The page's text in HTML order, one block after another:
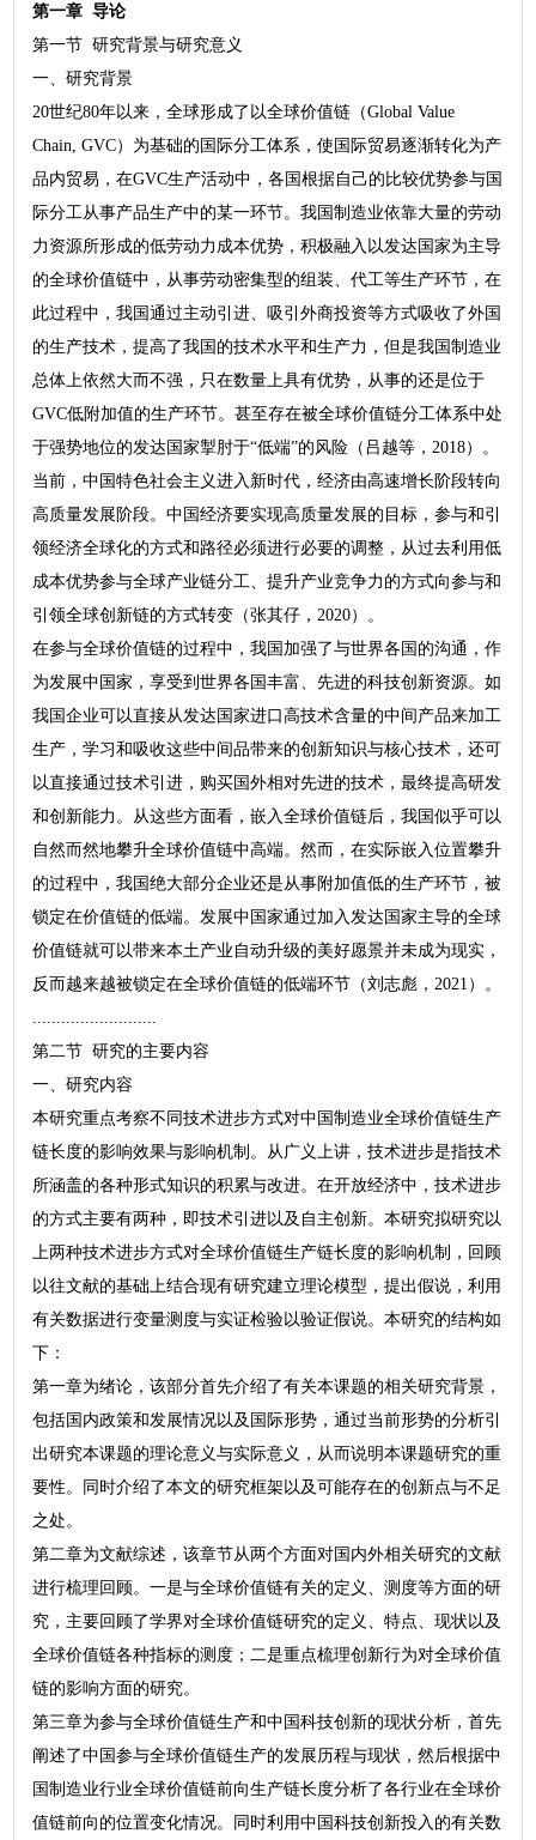
第一章 导论
第一节 研究背景与研究意义
一、研究背景
20世纪80年以来，全球形成了以全球价值链（Global Value
Chain, GVC）为基础的国际分工体系，使国际贸易逐渐转化为产
品内贸易，在GVC生产活动中，各国根据自己的比较优势参与国
际分工从事产品生产中的某一环节。我国制造业依靠大量的劳动
力资源所形成的低劳动力成本优势，积极融入以发达国家为主导
的全球价值链中，从事劳动密集型的组装、代工等生产环节，在
此过程中，我国通过主动引进、吸引外商投资等方式吸收了外国
的生产技术，提高了我国的技术水平和生产力，但是我国制造业
总体上依然大而不强，只在数量上具有优势，从事的还是位于
GVC低附加值的生产环节。甚至存在被全球价值链分工体系中处
于强势地位的发达国家掣肘于“低端”的风险（吕越等，2018）。
当前，中国特色社会主义进入新时代，经济由高速增长阶段转向
高质量发展阶段。中国经济要实现高质量发展的目标，参与和引
领经济全球化的方式和路径必须进行必要的调整，从过去利用低
成本优势参与全球产业链分工、提升产业竞争力的方式向参与和
引领全球创新链的方式转变（张其仔，2020）。
在参与全球价值链的过程中，我国加强了与世界各国的沟通，作
为发展中国家，享受到世界各国丰富、先进的科技创新资源。如
我国企业可以直接从发达国家进口高技术含量的中间产品来加工
生产，学习和吸收这些中间品带来的创新知识与核心技术，还可
以直接通过技术引进，购买国外相对先进的技术，最终提高研发
和创新能力。从这些方面看，嵌入全球价值链后，我国似乎可以
自然而然地攀升全球价值链中高端。然而，在实际嵌入位置攀升
的过程中，我国绝大部分企业还是从事附加值低的生产环节，被
锁定在价值链的低端。发展中国家通过加入发达国家主导的全球
价值链就可以带来本土产业自动升级的美好愿景并未成为现实，
反而越来越被锁定在全球价值链的低端环节（刘志彪，2021）。
第二节 研究的主要内容
一、研究内容
本研究重点考察不同技术进步方式对中国制造业全球价值链生产
链长度的影响效果与影响机制。从广义上讲，技术进步是指技术
所涵盖的各种形式知识的积累与改进。在开放经济中，技术进步
的方式主要有两种，即技术引进以及自主创新。本研究拟研究以
上两种技术进步方式对全球价值链生产链长度的影响机制，回顾
以往文献的基础上结合现有研究建立理论模型，提出假说，利用
有关数据进行变量测度与实证检验以验证假说。本研究的结构如
下：
第一章为绪论，该部分首先介绍了有关本课题的相关研究背景，
包括国内政策和发展情况以及国际形势，通过当前形势的分析引
出研究本课题的理论意义与实际意义，从而说明本课题研究的重
要性。同时介绍了本文的研究框架以及可能存在的创新点与不足
之处。
第二章为文献综述，该章节从两个方面对国内外相关研究的文献
进行梳理回顾。一是与全球价值链有关的定义、测度等方面的研
究，主要回顾了学界对全球价值链研究的定义、特点、现状以及
全球价值链各种指标的测度；二是重点梳理创新行为对全球价值
链的影响方面的研究。
第三章为参与全球价值链生产和中国科技创新的现状分析，首先
阐述了中国参与全球价值链生产的发展历程与现状，然后根据中
国制造业行业全球价值链前向生产链长度分析了各行业在全球价
值链前向的位置变化情况。同时利用中国科技创新投入的有关数